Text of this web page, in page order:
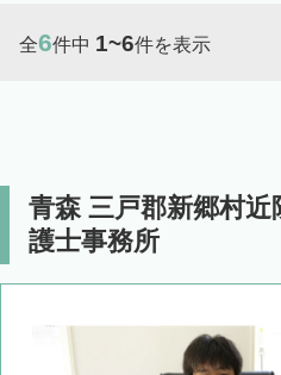
全6件中 1~6件を表示
青森 三戸郡新郷村
護士事務所